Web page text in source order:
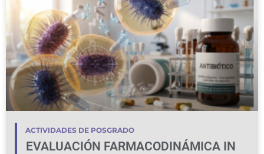
ACTIVIDADES DE POSGRADO
EVALUACIÓN FARMACODINÁMICA IN